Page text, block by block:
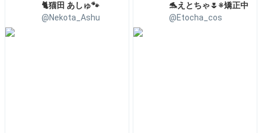
🐈猫田 あしゅ🐾
@Nekota_Ashu
🐬えとちゃ🌷※矯正中
@Etocha_cos